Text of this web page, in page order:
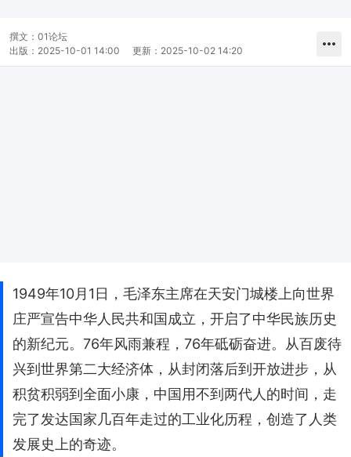
撰文： 01论坛
出版： 2025-10-01 14:00 更新： 2025-10-02 14:20
1949年10月1日，毛泽东主席在天安门城楼上向世界
庄严宣告中华人民共和国成立，开启了中华民族历史
的新纪元。76年风雨兼程，76年砥砺奋进。从百废待
兴到世界第二大经济体，从封闭落后到开放进步，从
积贫积弱到全面小康，中国用不到两代人的时间，走
完了发达国家几百年走过的工业化历程，创造了人类
发展史上的奇迹。